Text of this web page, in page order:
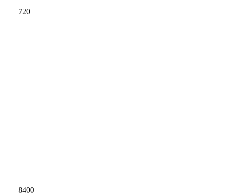
720
8400